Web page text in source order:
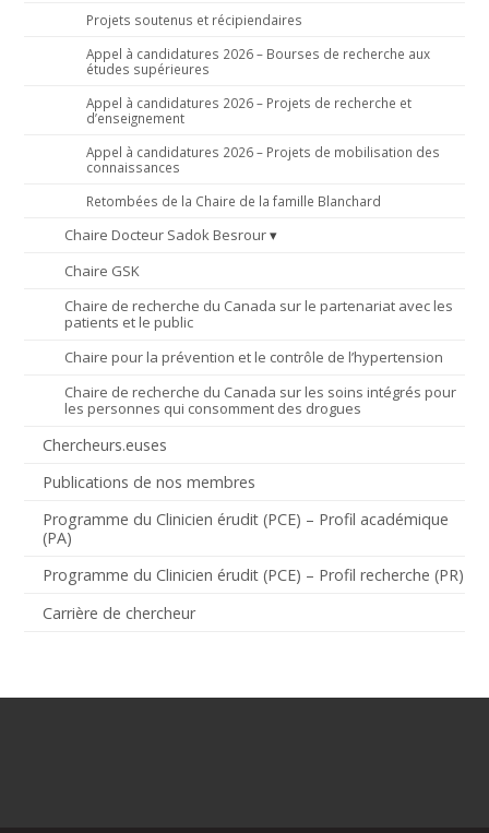
Projets soutenus et récipiendaires
Appel à candidatures 2026 – Bourses de recherche aux
études supérieures
Appel à candidatures 2026 – Projets de recherche et
d’enseignement
Appel à candidatures 2026 – Projets de mobilisation des
connaissances
Retombées de la Chaire de la famille Blanchard
Chaire Docteur Sadok Besrour
Chaire GSK
Chaire de recherche du Canada sur le partenariat avec les
patients et le public
Chaire pour la prévention et le contrôle de l’hypertension
Chaire de recherche du Canada sur les soins intégrés pour
les personnes qui consomment des drogues
Chercheurs.euses
Publications de nos membres
Programme du Clinicien érudit (PCE) – Profil académique
(PA)
Programme du Clinicien érudit (PCE) – Profil recherche (PR)
Carrière de chercheur